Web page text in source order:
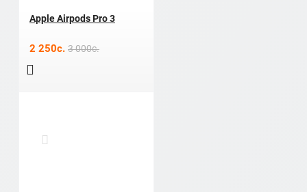
Apple Airpods Pro 3
2 250c. 3 000c.